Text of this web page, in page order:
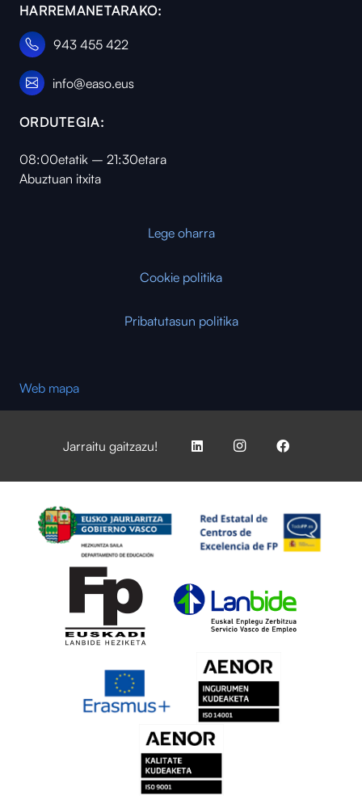
HARREMANETARAKO:
943 455 422
info@easo.eus
ORDUTEGIA:
08:00etatik – 21:30etara
Abuztuan itxita
Lege oharra
Cookie politika
Pribatutasun politika
Web mapa
Jarraitu gaitzazu!